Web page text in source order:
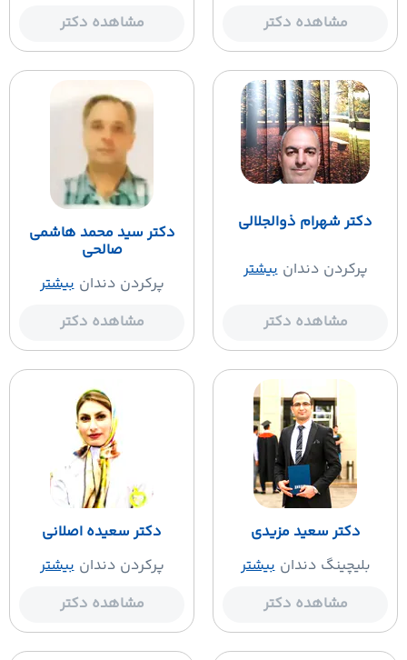
مشاهده دکتر
مشاهده دکتر
دکتر شهرام ذوالجلالی
پرکردن دندان بیشتر
مشاهده دکتر
دکتر سید محمد هاشمی
صالحی
پرکردن دندان بیشتر
مشاهده دکتر
دکتر سعید مزیدی
بلیچینگ دندان بیشتر
مشاهده دکتر
دکتر سعیده اصلانی
پرکردن دندان بیشتر
مشاهده دکتر